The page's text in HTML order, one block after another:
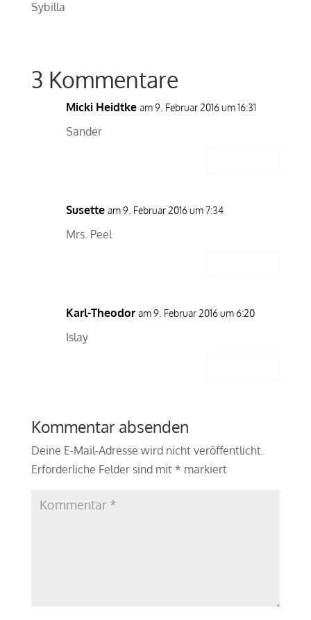
Sybilla
3 Kommentare
Micki Heidtke am 9. Februar 2016 um 16:31
Sander
Susette am 9. Februar 2016 um 7:34
Mrs. Peel
Karl-Theodor am 9. Februar 2016 um 6:20
Islay
Kommentar absenden
Deine E-Mail-Adresse wird nicht veröffentlicht.
Erforderliche Felder sind mit * markiert